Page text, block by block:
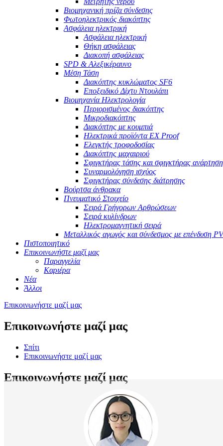
Βιομηχανική πρίζα σύνδεσης
Φωτοηλεκτρικός διακόπτης
Ασφάλεια ηλεκτρική
Ασφάλεια ηλεκτρική
Θήκη ασφάλειας
Διακοπή ασφάλειας
SPD & Αλεξικέραυνο
Μέση Τάση
Διακόπτης κυκλώματος SF6
Εποξειδικό Δίχτυ Ντουλάπι
Βιομηχανία Ηλεκτρολογία
Περιορισμένος διακόπτης
Μικροδιακόπτης
Διακόπτης με κουμπιά
Ηλεκτρικά προϊόντα EX Proof
Ελεγκτής τροφοδοσίας
Διακόπτης μαχαιριού
Σφιγκτήρας τάσης και σφιγκτήρας
Συναρμολόγηση ισχύος
Σφιγκτήρας σύνδεσης διάτρησης
Βούρτσα άνθρακα
Πνευματικό Στοιχείο
Σειρά Γρήγορων Αρθρώσεων
Σειρά κυλίνδρων
Ηλεκτρομαγνητική σειρά
Μεταλλικός αγωγός και σύνδεσμος με επένδυση
Πιστοποιητικό
Επικοινωνήστε μαζί μας
Παραγγελία
Καριέρα
Νέα
Άλλοι
Επικοινωνήστε μαζί μας
Επικοινωνήστε μαζί μας
Σπίτι
Επικοινωνήστε μαζί μας
Επικοινωνήστε μαζί μας